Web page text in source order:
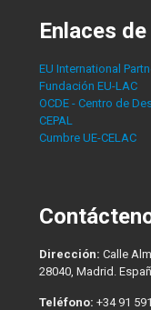
Enlaces
EU International
Fundación EU-LAC
OCDE - Centro de
CEPAL
Cumbre UE-CELAC
Dirección: Calle
28040, Madrid.
Teléfono: +34 91